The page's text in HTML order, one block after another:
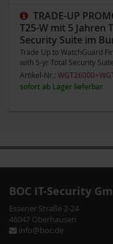
TRADE-UP
T25-W mit 5 Jahren
Security Suite im
Trade Up to WatchGuard
with 5-yr Total Security Suite
Artikel-Nr.:
sofort ab Lager lieferbar
Ende
der
Bildergalerie
springen
Anfang
der
Bildergalerie
springen
BOC IT-Security
Essener Straße 2-24
46047 Oberhausen
info@boc.de